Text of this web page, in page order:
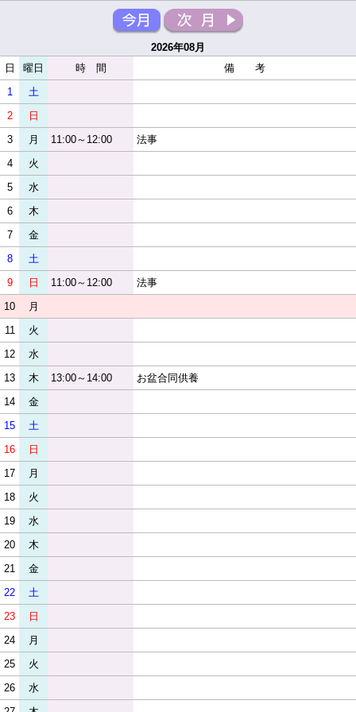
2026年08月
日
曜日 時 間
備 考
1
土
2
日
3
月 11:00～12:00
法事
4
火
5
水
6
木
7
金
8
土
9
日 11:00～12:00
法事
10
月
11
火
12
水
13
木 13:00～14:00
お盆合同供養
14
金
15
土
16
日
17
月
18
火
19
水
20
木
21
金
22
土
23
日
24
月
25
火
26
水